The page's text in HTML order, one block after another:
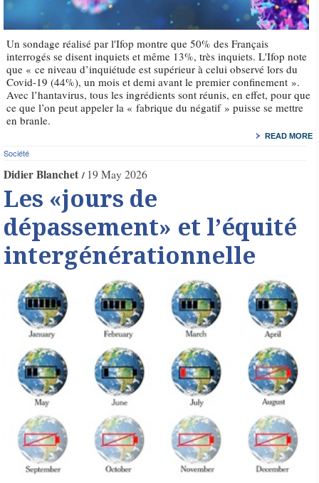
Un sondage réalisé par l'Ifop montre que 50% des Français
interrogés se disent inquiets et même 13%, très inquiets. L'Ifop note
que « ce niveau d’inquiétude est supérieur à celui observé lors du
Covid-19 (44%), un mois et demi avant le premier confinement ».
Avec l’hantavirus, tous les ingrédients sont réunis, en effet, pour que
ce que l’on peut appeler la « fabrique du négatif » puisse se mettre
en branle.
READ MORE
Société
Didier Blanchet 19 May 2026
Les «jours de
dépassement» et l’équité
intergénérationnelle